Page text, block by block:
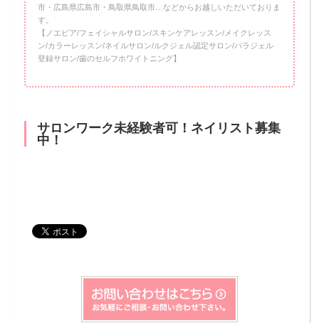
市・広島県広島市・鳥取県鳥取市…などからお越しいただいておりま
す。
【ノエビア/フェイシャルサロン/スキンケアレッスン/メイクレッス
ン/カラーレッスン/ネイルサロン/ルクジェル認定サロン/パラジェル
登録サロン/歯のセルフホワイトニング】
サロンワーク未経験者可！ネイリスト募集
中！